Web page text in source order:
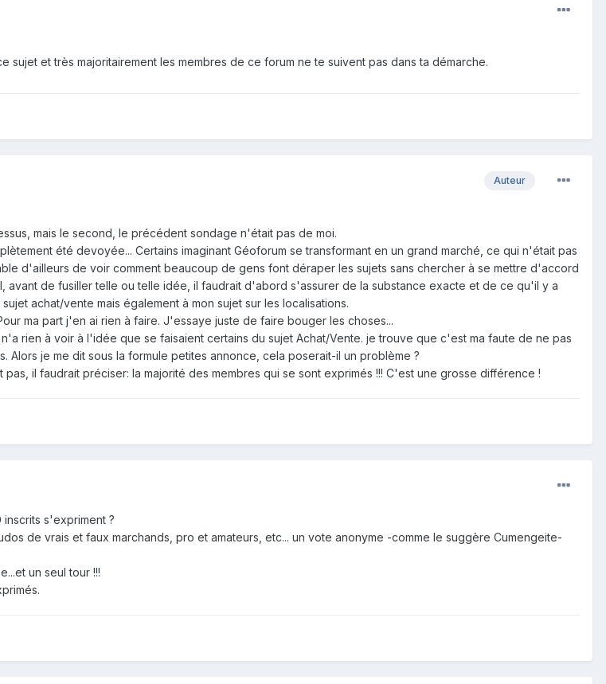
sujet et très majoritairement les membres de ce forum ne te suivent pas dans ta démarche.
Auteur
mais le second, le précédent sondage n'était pas de moi.
été devoyée... Certains imaginant Géoforum se transformant en un grand marché, ce qui n'était pas
d'ailleurs de voir comment beaucoup de gens font déraper les sujets sans chercher à se mettre d'accord
avant de fusiller telle ou telle idée, il faudrait d'abord s'assurer de la substance exacte et de ce qu'il y a
achat/vente mais également à mon sujet sur les localisations.
ma part j'en ai rien à faire. J'essaye juste de faire bouger les choses...
rien à voir à l'idée que se faisaient certains du sujet Achat/Vente. je trouve que c'est ma faute de ne pas
Alors je me dit sous la formule petites annonce, cela poserait-il un problème ?
il faudrait préciser: la majorité des membres qui se sont exprimés !!! C'est une grosse différence !
inscrits s'expriment ?
de vrais et faux marchands, pro et amateurs, etc... un vote anonyme -comme le suggère Cumengeite-
un seul tour !!!